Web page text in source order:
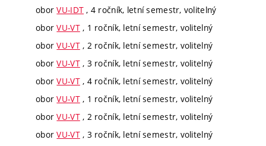
oborVU-IDT , 4 ročník, letní semestr, volitelný
oborVU-VT, 1 ročník, letní semestr, volitelný
oborVU-VT, 2 ročník, letní semestr, volitelný
oborVU-VT, 3 ročník, letní semestr, volitelný
oborVU-VT, 4 ročník, letní semestr, volitelný
oborVU-VT, 1 ročník, letní semestr, volitelný
oborVU-VT, 2 ročník, letní semestr, volitelný
oborVU-VT, 3 ročník, letní semestr, volitelný